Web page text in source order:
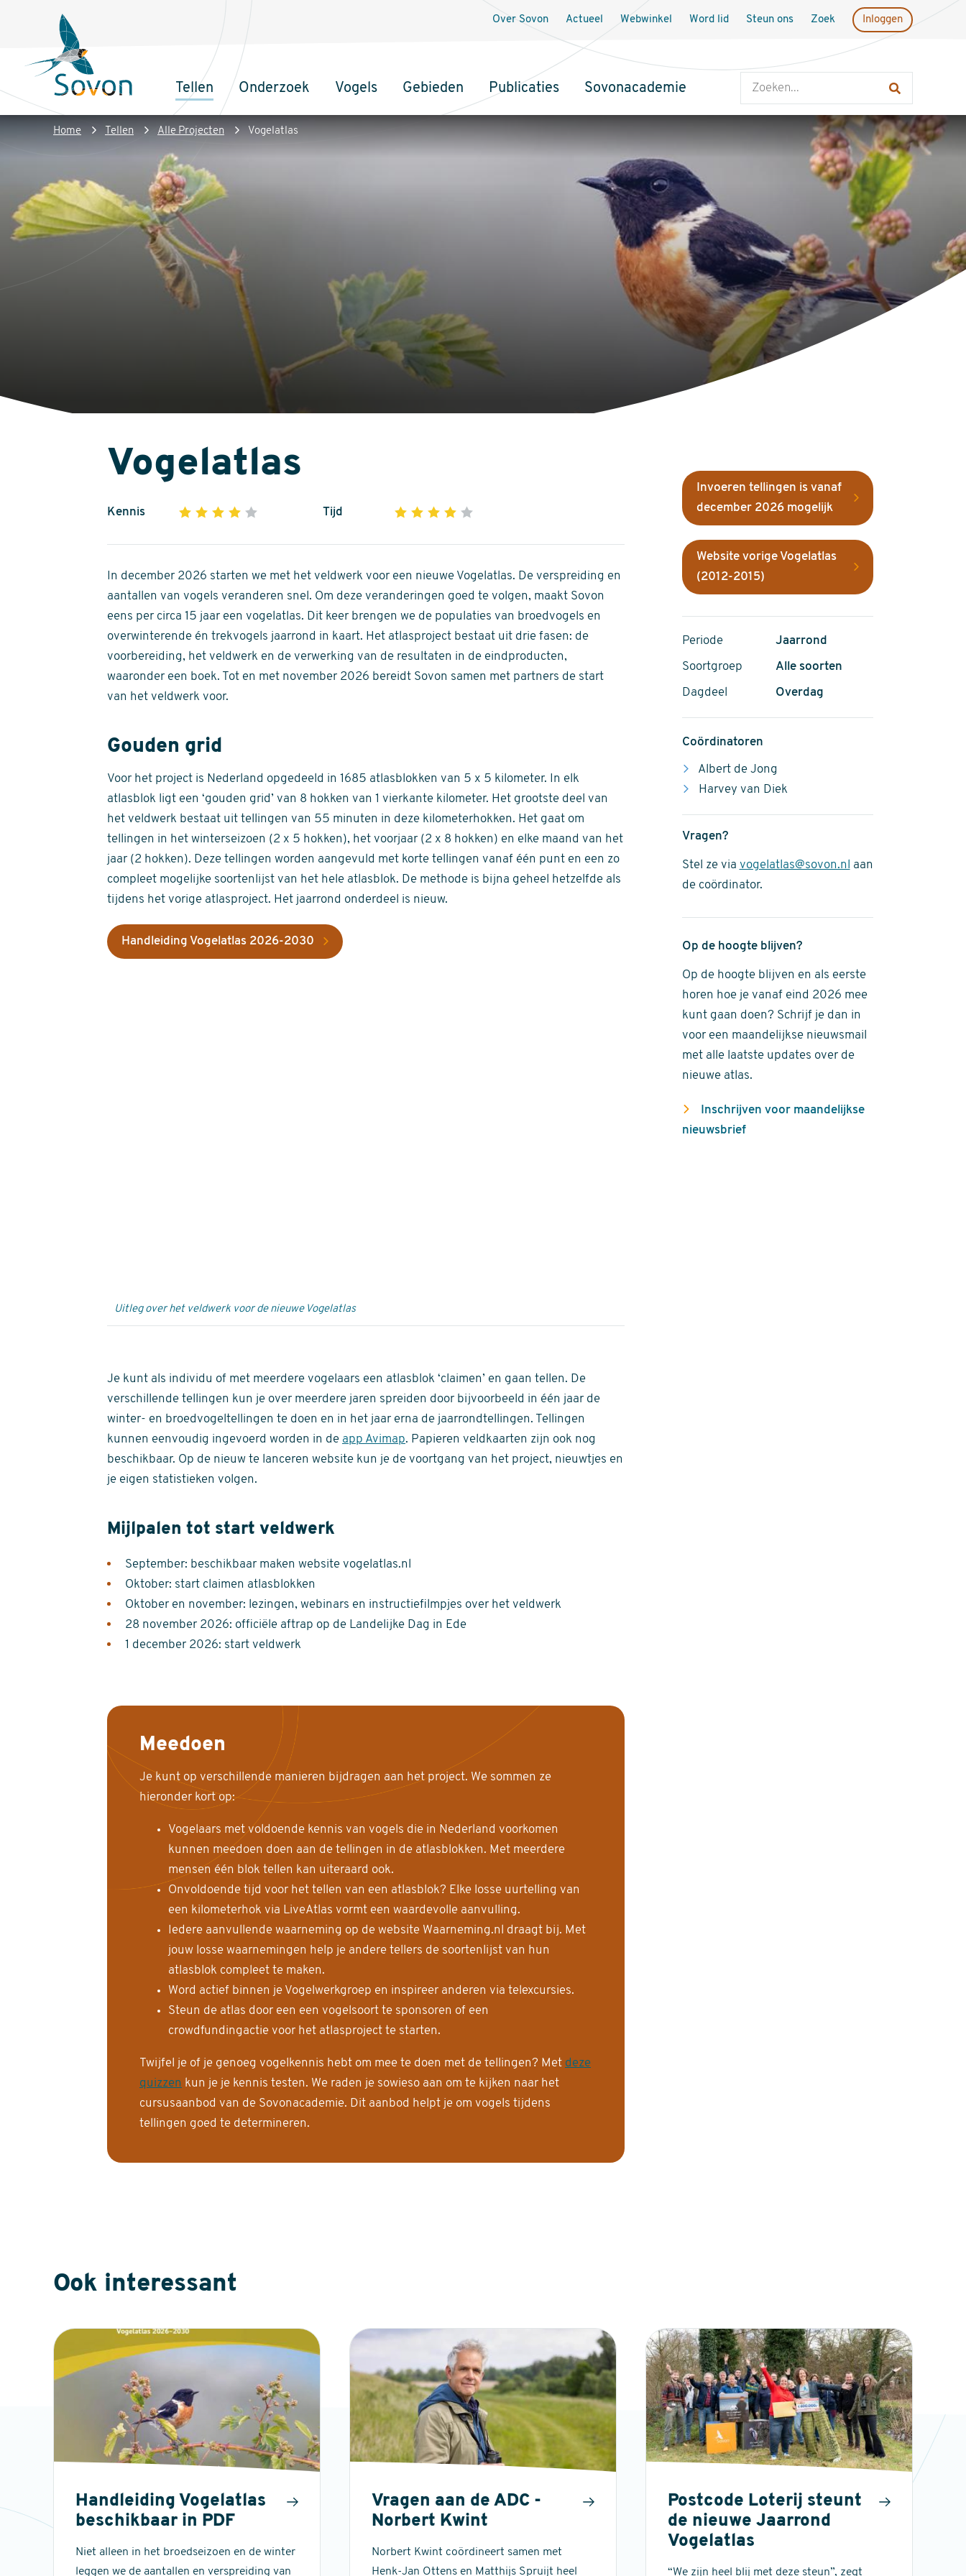
inhoud
Sovon
Homepage
Hoofdnavigatie
Tellen Onderzoek Vogels Gebieden Publicaties Sovonacademie
Over Sovon Actueel Webwinkel Word lid Steun ons Zoek Inloggen
Kruimelpad
Home Tellen Alle Projecten Vogelatlas
Vogelatlas
Kennis 1 2 3 4
of
5
stars
Tijd 1 2 3 4
of
5
stars
In december 2026 starten we met het veldwerk voor een nieuwe Vogelatlas. De verspreiding en
aantallen van vogels veranderen snel. Om deze veranderingen goed te volgen, maakt Sovon
eens per circa 15 jaar een vogelatlas. Dit keer brengen we de populaties van broedvogels en
overwinterende én trekvogels jaarrond in kaart. Het atlasproject bestaat uit drie fasen: de
voorbereiding, het veldwerk en de verwerking van de resultaten in de eindproducten,
waaronder een boek. Tot en met november 2026 bereidt Sovon samen met partners de start
van het veldwerk voor.
Gouden grid
Voor het project is Nederland opgedeeld in 1685 atlasblokken van 5 x 5 kilometer. In elk
atlasblok ligt een ‘gouden grid’ van 8 hokken van 1 vierkante kilometer. Het grootste deel van
het veldwerk bestaat uit tellingen van 55 minuten in deze kilometerhokken. Het gaat om
tellingen in het winterseizoen (2 x 5 hokken), het voorjaar (2 x 8 hokken) en elke maand van het
jaar (2 hokken). Deze tellingen worden aangevuld met korte tellingen vanaf één punt en een zo
compleet mogelijke soortenlijst van het hele atlasblok. De methode is bijna geheel hetzelfde als
tijdens het vorige atlasproject. Het jaarrond onderdeel is nieuw.
Handleiding Vogelatlas 2026-2030
Uitleg over het veldwerk voor de nieuwe Vogelatlas
Je kunt als individu of met meerdere vogelaars een atlasblok ‘claimen’ en gaan tellen. De
verschillende tellingen kun je over meerdere jaren spreiden door bijvoorbeeld in één jaar de
winter- en broedvogeltellingen te doen en in het jaar erna de jaarrondtellingen. Tellingen
kunnen eenvoudig ingevoerd worden in de app Avimap. Papieren veldkaarten zijn ook nog
beschikbaar. Op de nieuw te lanceren website kun je de voortgang van het project, nieuwtjes en
je eigen statistieken volgen.
Mijlpalen tot start veldwerk
September: beschikbaar maken website vogelatlas.nl
Oktober: start claimen atlasblokken
Oktober en november: lezingen, webinars en instructiefilmpjes over het veldwerk
28 november 2026: officiële aftrap op de Landelijke Dag in Ede
1 december 2026: start veldwerk
Meedoen
Je kunt op verschillende manieren bijdragen aan het project. We sommen ze
hieronder kort op:
Vogelaars met voldoende kennis van vogels die in Nederland voorkomen
kunnen meedoen doen aan de tellingen in de atlasblokken. Met meerdere
mensen één blok tellen kan uiteraard ook.
Onvoldoende tijd voor het tellen van een atlasblok? Elke losse uurtelling van
een kilometerhok via LiveAtlas vormt een waardevolle aanvulling.
Iedere aanvullende waarneming op de website Waarneming.nl draagt bij. Met
jouw losse waarnemingen help je andere tellers de soortenlijst van hun
atlasblok compleet te maken.
Word actief binnen je Vogelwerkgroep en inspireer anderen via telexcursies.
Steun de atlas door een een vogelsoort te sponsoren of een
crowdfundingactie voor het atlasproject te starten.
Twijfel je of je genoeg vogelkennis hebt om mee te doen met de tellingen? Met deze
quizzen kun je je kennis testen. We raden je sowieso aan om te kijken naar het
cursusaanbod van de Sovonacademie. Dit aanbod helpt je om vogels tijdens
tellingen goed te determineren.
Invoeren tellingen is vanaf
december 2026 mogelijk
Website vorige Vogelatlas
(2012-2015)
Periode Jaarrond
Soortgroep Alle soorten
Dagdeel Overdag
Coördinatoren
Albert de Jong
Harvey van Diek
Vragen?
Stel ze via vogelatlas@sovon.nl
aan
de coördinator.
Op de hoogte blijven?
Op de hoogte blijven en als eerste
horen hoe je vanaf eind 2026 mee
kunt gaan doen? Schrijf je dan in
voor een maandelijkse nieuwsmail
met alle laatste updates over de
nieuwe atlas.
Inschrijven voor maandelijkse
nieuwsbrief
Ook interessant
Handleiding Vogelatlas
beschikbaar in PDF
Niet alleen in het broedseizoen en de winter
leggen we de aantallen en verspreiding van
Vragen aan de ADC -
Norbert Kwint
Norbert Kwint coördineert samen met
Henk-Jan Ottens en Matthijs Spruijt heel
Postcode Loterij steunt
de nieuwe Jaarrond
Vogelatlas
“We zijn heel blij met deze steun”, zegt